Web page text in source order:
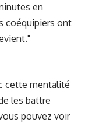
en
coéquipiers ont
cette mentalité
les battre
pouvez voir